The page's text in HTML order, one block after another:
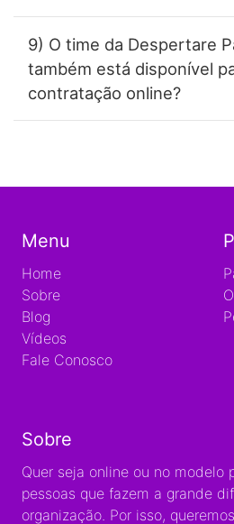
9) O time da Despertare
também está disponível
contratação online?
Menu
Home
Sobre
Blog
Vídeos
Fale Conosco
Sobre
Quer seja online ou no modelo
pessoas que fazem a grande
organização. Por isso,